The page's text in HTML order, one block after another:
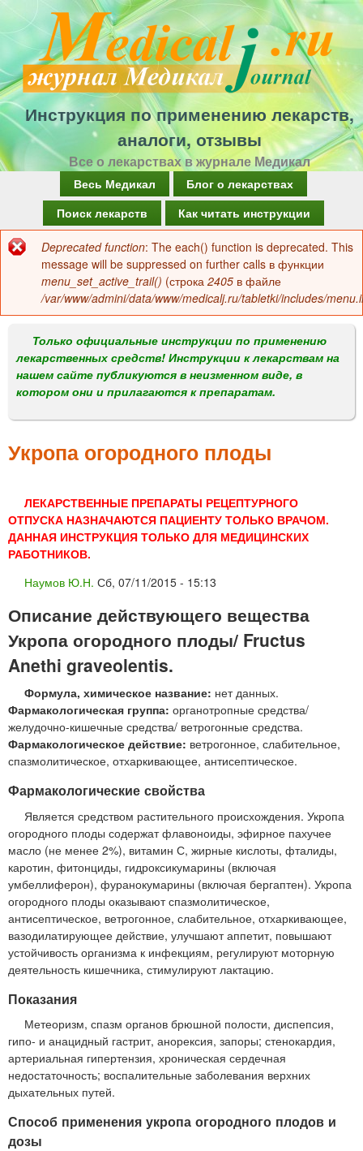
Перейти
к
основному
содержанию
Инструкция по применению лекарств,
аналоги, отзывы
Все о лекарствах в журнале Медикал
а
в
о
м
е
н
Весь Медикал
Блог о лекарствах
Поиск лекарств
Как читать инструкции
Сообщение
об
ошибке
Deprecated function: The each() function is deprecated. This
message will be suppressed on further calls в функции
menu_set_active_trail() (строка 2405 в файле
/var/www/admini/data/www/medicalj.ru/tabletki/includes/
Только официальные инструкции по применению
лекарственных средств! Инструкции к лекарствам на
нашем сайте публикуются в неизменном виде, в
котором они и прилагаются к препаратам.
Укропа огородного плоды
ЛЕКАРСТВЕННЫЕ ПРЕПАРАТЫ РЕЦЕПТУРНОГО
ОТПУСКА НАЗНАЧАЮТСЯ ПАЦИЕНТУ ТОЛЬКО ВРАЧОМ.
ДАННАЯ ИНСТРУКЦИЯ ТОЛЬКО ДЛЯ МЕДИЦИНСКИХ
РАБОТНИКОВ.
Наумов Ю.Н. Сб, 07/11/2015 - 15:13
Описание действующего вещества
Укропа огородного плоды/ Fructus
Anethi graveolentis.
Формула, химическое название: нет данных.
Фармакологическая группа: органотропные средства/
желудочно-кишечные средства/ ветрогонные средства.
Фармакологическое действие: ветрогонное, слабительное,
спазмолитическое, отхаркивающее, антисептическое.
Фармакологические свойства
Является средством растительного происхождения. Укропа
огородного плоды содержат флавоноиды, эфирное пахучее
масло (не менее 2%), витамин С, жирные кислоты, фталиды,
каротин, фитонциды, гидроксикумарины (включая
умбеллиферон), фуранокумарины (включая бергаптен). Укропа
огородного плоды оказывают спазмолитическое,
антисептическое, ветрогонное, слабительное, отхаркивающее,
вазодилатирующее действие, улучшают аппетит, повышают
устойчивость организма к инфекциям, регулируют моторную
деятельность кишечника, стимулируют лактацию.
Показания
Метеоризм, спазм органов брюшной полости, диспепсия,
гипо- и анацидный гастрит, анорексия, запоры; стенокардия,
артериальная гипертензия, хроническая сердечная
недостаточность; воспалительные заболевания верхних
дыхательных путей.
Способ применения укропа огородного плодов и
дозы